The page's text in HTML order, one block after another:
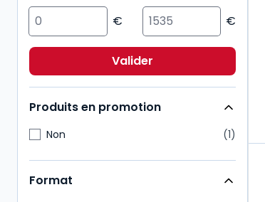
Multimatières
9
Sciences politiques et sociales
Action sociale
Pénal
7
Valider
Produits en promotion
Non 1
Format